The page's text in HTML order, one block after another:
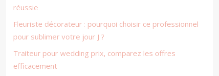
réussie
Fleuriste décorateur : pourquoi choisir ce professionnel
pour sublimer votre jour J ?
Traiteur pour wedding prix, comparez les offres
efficacement